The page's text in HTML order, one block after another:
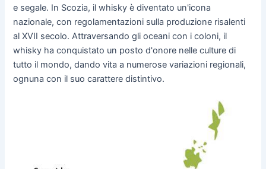
e segale. In Scozia, il whisky è diventato un'icona
nazionale, con regolamentazioni sulla produzione risalenti
al XVII secolo. Attraversando gli oceani con i coloni, il
whisky ha conquistato un posto d'onore nelle culture di
tutto il mondo, dando vita a numerose variazioni regionali,
ognuna con il suo carattere distintivo.